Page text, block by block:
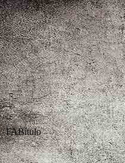
FABítulo